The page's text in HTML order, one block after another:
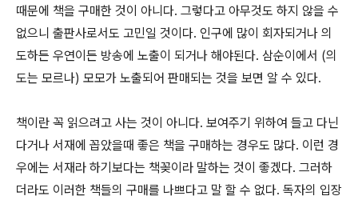
때문에 책을 구매한 것이 아니다. 그렇다고 아무것도 하지 않을 수
없으니 출판사로서도 고민일 것이다. 인구에 많이 회자되거나 의
도하든 우연이든 방송에 노출이 되거나 해야된다. 삼순이에서 (의
도는 모르나) 모모가 노출되어 판매되는 것을 보면 알 수 있다.
책이란 꼭 읽으려고 사는 것이 아니다. 보여주기 위하여 들고 다닌
다거나 서재에 꼽았을때 좋은 책을 구매하는 경우도 많다. 이런 경
우에는 서재라 하기보다는 책꽂이라 말하는 것이 좋겠다. 그러하
더라도 이러한 책들의 구매를 나쁘다고 말 할 수 없다. 독자의 입장